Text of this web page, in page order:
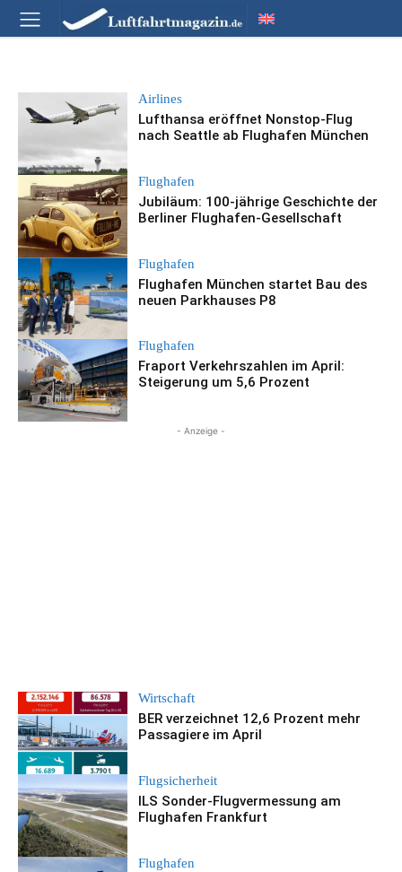
Airlines
Lufthansa eröffnet Nonstop-Flug
nach Seattle ab Flughafen München
Flughafen
Jubiläum: 100-jährige Geschichte der
Berliner Flughafen-Gesellschaft
Flughafen
Flughafen München startet Bau des
neuen Parkhauses P8
Flughafen
Fraport Verkehrszahlen im April:
Steigerung um 5,6 Prozent
- Anzeige -
Wirtschaft
BER verzeichnet 12,6 Prozent mehr
Passagiere im April
Flugsicherheit
ILS Sonder-Flugvermessung am
Flughafen Frankfurt
Flughafen